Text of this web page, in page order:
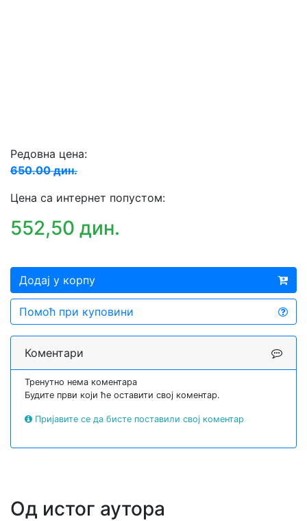
Редовна цена:
650.00 дин.
Цена са интернет попустом:
552,50 дин.
Додај у корпу
Помоћ при куповини
Коментари
Тренутно нема коментара
Будите први који ће оставити свој коментар.
Пријавите се да бисте поставили свој коментар
Од истог аутора